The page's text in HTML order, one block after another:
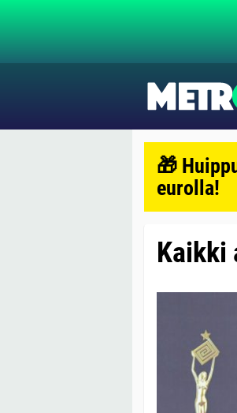
🎁
eurolla!
Kaikki